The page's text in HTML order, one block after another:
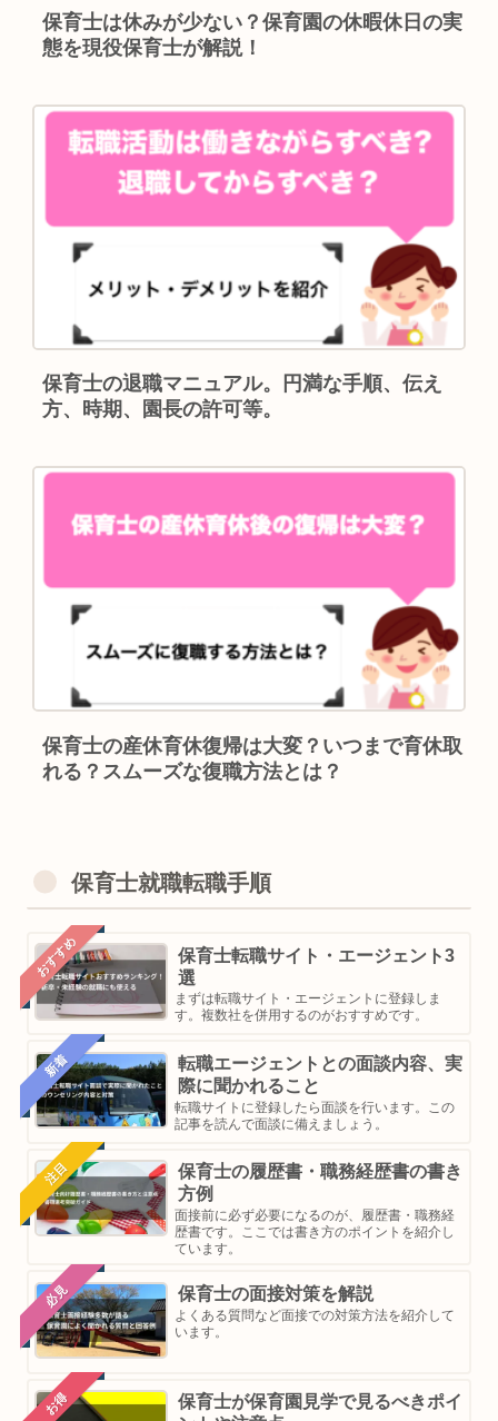
保育士は休みが少ない？保育園の休暇休日の実
態を現役保育士が解説！
保育士の退職マニュアル。円満な手順、伝え
方、時期、園長の許可等。
保育士の産休育休復帰は大変？いつまで育休取
れる？スムーズな復職方法とは？
保育士就職転職手順
おすすめ
保育士転職サイト・エージェント3
選
まずは転職サイト・エージェントに登録しま
す。複数社を併用するのがおすすめです。
新着
転職エージェントとの面談内容、実
際に聞かれること
転職サイトに登録したら面談を行います。この
記事を読んで面談に備えましょう。
注目
保育士の履歴書・職務経歴書の書き
方例
面接前に必ず必要になるのが、履歴書・職務経
歴書です。ここでは書き方のポイントを紹介し
ています。
必見 保育士の面接対策を解説
よくある質問など面接での対策方法を紹介して
います。
お得
保育士が保育園見学で見るべきポイ